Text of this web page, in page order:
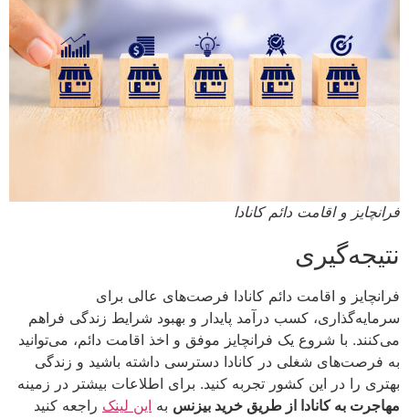
فرانچایز و اقامت دائم کانادا
نتیجه‌گیری
فرانچایز و اقامت دائم کانادا فرصت‌های عالی برای
سرمایه‌گذاری، کسب درآمد پایدار و بهبود شرایط زندگی فراهم
می‌کنند. با شروع یک فرانچایز موفق و اخذ اقامت دائم، می‌توانید
به فرصت‌های شغلی در کانادا دسترسی داشته باشید و زندگی
بهتری را در این کشور تجربه کنید. برای اطلاعات بیشتر در زمینه
مهاجرت به کانادا از طریق خرید بیزنس به این لینک راجعه کنید